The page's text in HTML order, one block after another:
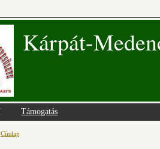
Kárpát-
Támogatás
Jelenlegi hely
Címlap